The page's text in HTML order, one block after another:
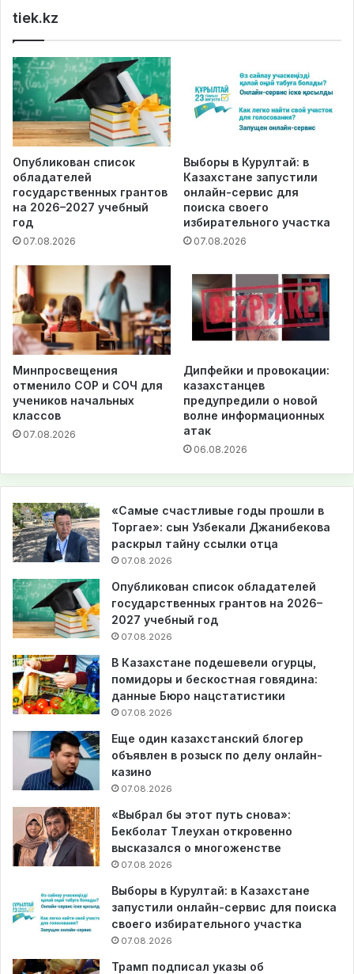
tiek.kz
Опубликован список
обладателей
государственных грантов
на 2026–2027 учебный
год
07.08.2026
Выборы в Курултай: в
Казахстане запустили
онлайн-сервис для
поиска своего
избирательного участка
07.08.2026
Минпросвещения
отменило СОР и СОЧ для
учеников начальных
классов
07.08.2026
Дипфейки и провокации:
казахстанцев
предупредили о новой
волне информационных
атак
06.08.2026
«Самые счастливые годы прошли в
Торгае»: сын Узбекали Джанибекова
раскрыл тайну ссылки отца
07.08.2026
Опубликован список обладателей
государственных грантов на 2026–
2027 учебный год
07.08.2026
В Казахстане подешевели огурцы,
помидоры и бескостная говядина:
данные Бюро нацстатистики
07.08.2026
Еще один казахстанский блогер
объявлен в розыск по делу онлайн-
казино
07.08.2026
«Выбрал бы этот путь снова»:
Бекболат Тлеухан откровенно
высказался о многоженстве
07.08.2026
Выборы в Курултай: в Казахстане
запустили онлайн-сервис для поиска
своего избирательного участка
07.08.2026
Трамп подписал указы об